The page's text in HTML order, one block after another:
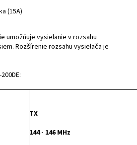
(15A)
umožňuje vysielanie v rozsahu
Rozšírenie rozsahu vysielača je
TX
144 - 146 MHz